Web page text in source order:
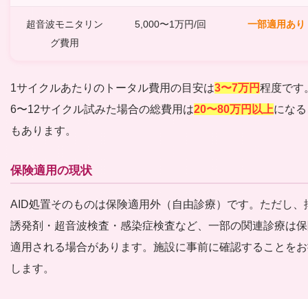
超音波モニタリン
グ費用
5,000〜1万円/回 一部適用あり
1サイクルあたりのトータル費用の目安は3〜7万円程度です
6〜12サイクル試みた場合の総費用は20〜80万円以上にな
もあります。
保険適用の現状
AID処置そのものは保険適用外（自由診療）です。ただし、
誘発剤・超音波検査・感染症検査など、一部の関連診療は
適用される場合があります。施設に事前に確認することを
します。